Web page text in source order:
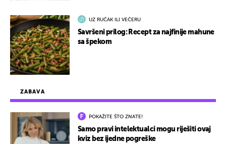
ZABAVA
POKAŽITE ŠTO ZNATE!
Samo pravi intelektualci mogu riješiti ovaj
kviz bez ijedne pogreške
UZ RUČAK ILI VEČERU
Savršeni prilog: Recept za najfinije mahune
sa špekom